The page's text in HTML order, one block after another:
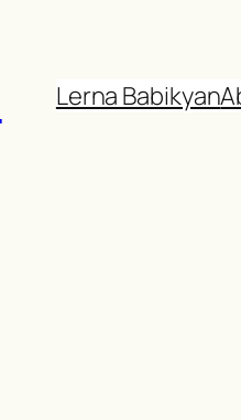
Lerna Babikyan